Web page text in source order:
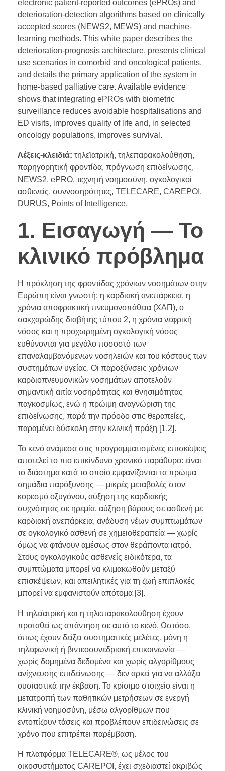
electronic patient-reported outcomes (ePROs) and
deterioration-detection algorithms based on clinically
accepted scores (NEWS2, MEWS) and machine-
learning methods. This white paper describes the
deterioration-prognosis architecture, presents clinical
use scenarios in comorbid and oncological patients,
and details the primary application of the system in
home-based palliative care. Available evidence
shows that integrating ePROs with biometric
surveillance reduces avoidable hospitalisations and
ED visits, improves quality of life and, in selected
oncology populations, improves survival.
Λέξεις-κλειδιά: τηλεϊατρική, τηλεπαρακολούθηση,
παρηγορητική φροντίδα, πρόγνωση επιδείνωσης,
NEWS2, ePRO, τεχνητή νοημοσύνη, ογκολογικοί
ασθενείς, συννοσηρότητες, TELECARE, CAREPOI,
DURUS, Points of Intelligence.
1. Εισαγωγή — Το
κλινικό πρόβλημα
Η πρόκληση της φροντίδας χρόνιων νοσημάτων στην
Ευρώπη είναι γνωστή: η καρδιακή ανεπάρκεια, η
χρόνια αποφρακτική πνευμονοπάθεια (ΧΑΠ), ο
σακχαρώδης διαβήτης τύπου 2, η χρόνια νεφρική
νόσος και η προχωρημένη ογκολογική νόσος
ευθύνονται για μεγάλο ποσοστό των
επαναλαμβανόμενων νοσηλειών και του κόστους των
συστημάτων υγείας. Οι παροξύνσεις χρόνιων
καρδιοπνευμονικών νοσημάτων αποτελούν
σημαντική αιτία νοσηρότητας και θνησιμότητας
παγκοσμίως, ενώ η πρώιμη αναγνώριση της
επιδείνωσης, παρά την πρόοδο στις θεραπείες,
παραμένει δύσκολη στην κλινική πράξη [1,2].
Το κενό ανάμεσα στις προγραμματισμένες επισκέψεις
αποτελεί το πιο επικίνδυνο χρονικό παράθυρο: είναι
το διάστημα κατά το οποίο εμφανίζονται τα πρώιμα
σημάδια παρόξυνσης — μικρές μεταβολές στον
κορεσμό οξυγόνου, αύξηση της καρδιακής
συχνότητας σε ηρεμία, αύξηση βάρους σε ασθενή με
καρδιακή ανεπάρκεια, ανάδυση νέων συμπτωμάτων
σε ογκολογικό ασθενή σε χημειοθεραπεία — χωρίς
όμως να φτάνουν αμέσως στον θεράποντα ιατρό.
Στους ογκολογικούς ασθενείς ειδικότερα, τα
συμπτώματα μπορεί να κλιμακωθούν μεταξύ
επισκέψεων, και απειλητικές για τη ζωή επιπλοκές
μπορεί να εμφανιστούν απότομα [3].
Η τηλεϊατρική και η τηλεπαρακολούθηση έχουν
προταθεί ως απάντηση σε αυτό το κενό. Ωστόσο,
όπως έχουν δείξει συστηματικές μελέτες, μόνη η
τηλεφωνική ή βιντεοσυνεδριακή επικοινωνία —
χωρίς δομημένα δεδομένα και χωρίς αλγορίθμους
ανίχνευσης επιδείνωσης — δεν αρκεί για να αλλάξει
ουσιαστικά την έκβαση. Το κρίσιμο στοιχείο είναι η
μετατροπή των παθητικών μετρήσεων σε ενεργή
κλινική νοημοσύνη, μέσω αλγορίθμων που
εντοπίζουν τάσεις και προβλέπουν επιδεινώσεις σε
χρόνο που επιτρέπει παρέμβαση.
Η πλατφόρμα TELECARE®, ως μέλος του
οικοσυστήματος CAREPOI, έχει σχεδιαστεί ακριβώς